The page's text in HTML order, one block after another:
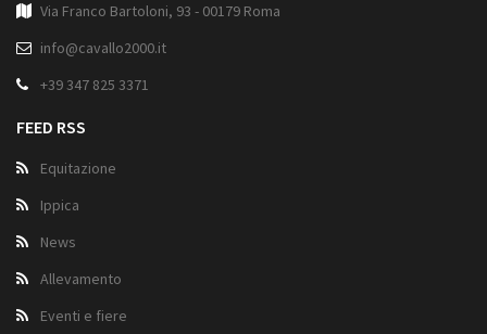
Via Franco Bartoloni, 93 - 00179 Roma
info@cavallo2000.it
+39 347 825 3371
FEED RSS
Equitazione
Ippica
News
Allevamento
Eventi e fiere